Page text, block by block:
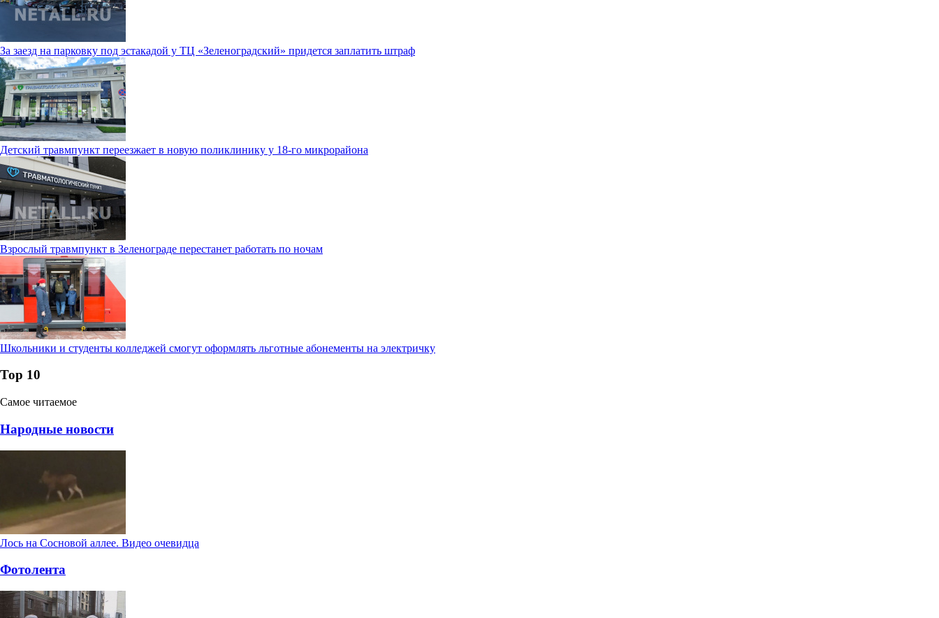
За заезд на парковку под эстакадой у ТЦ «Зеленоградский» придется заплатить штраф
Детский травмпункт переезжает в новую поликлинику у 18-го микрорайона
Взрослый травмпункт в Зеленограде перестанет работать по ночам
Школьники и студенты колледжей смогут оформлять льготные абонементы на электричку
Тор 10
Самое читаемое
Народные новости
Лось на Сосновой аллее. Видео очевидца
Фотолента